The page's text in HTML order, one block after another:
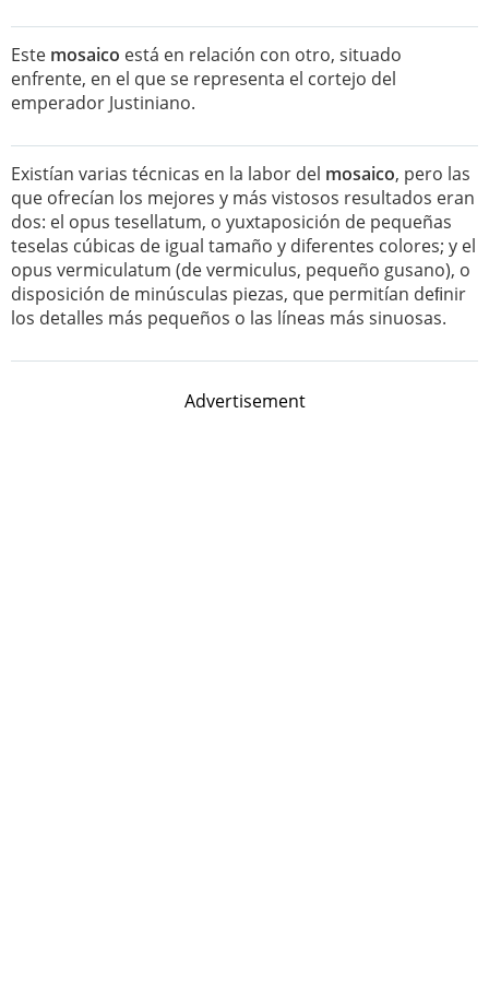
Este mosaico está en relación con otro, situado
enfrente, en el que se representa el cortejo del
emperador Justiniano.
Existían varias técnicas en la labor del mosaico, pero las
que ofrecían los mejores y más vistosos resultados eran
dos: el opus tesellatum, o yuxtaposición de pequeñas
teselas cúbicas de igual tamaño y diferentes colores; y el
opus vermiculatum (de vermiculus, pequeño gusano), o
disposición de minúsculas piezas, que permitían deﬁnir
los detalles más pequeños o las líneas más sinuosas.
Advertisement